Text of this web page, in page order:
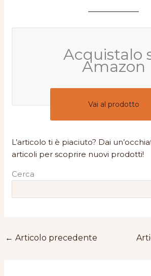
Acquistalo
Amazon
Vai al prodotto
L’articolo ti è piaciuto? Dai
articoli per scoprire nuovi prodotti!
Cerca
← Articolo precedente